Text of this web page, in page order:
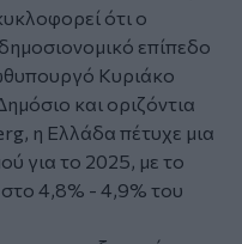
ότι ο
επίπεδο
Κυριάκο
και οριζόντια
η Ελλάδα πέτυχε μια
για το 2025, με το
4,8% - 4,9% του